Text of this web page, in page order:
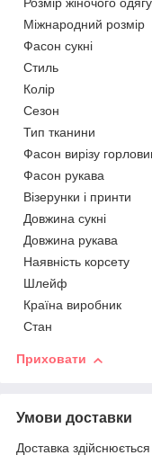
Міжнародний розмір
Фасон сукні
Стиль
Колір
Сезон
Тип тканини
Фасон вирізу
Фасон рукава
Візерунки і принти
Довжина сукні
Довжина рукава
Наявність корсету
Шлейф
Країна виробник
Стан
Приховати
Умови доставки
Доставка